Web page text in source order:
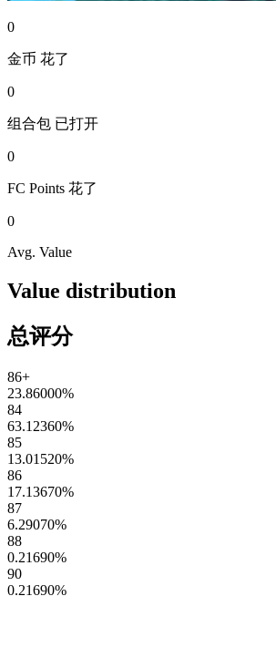
0
金币 花了
0
组合包 已打开
0
FC Points 花了
0
Avg. Value
Value distribution
总评分
86+
23.86000%
84
63.12360%
85
13.01520%
86
17.13670%
87
6.29070%
88
0.21690%
90
0.21690%